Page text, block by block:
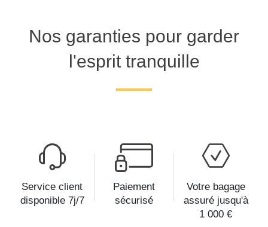
Nos garanties pour garder
l'esprit tranquille
Service client
disponible 7j/7
Paiement
sécurisé
Votre bagage
assuré jusqu'à
1 000 €